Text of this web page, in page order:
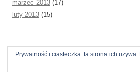
marzec 2013 (17)
luty 2013 (15)
Prywatność i ciasteczka: ta strona ich używa.